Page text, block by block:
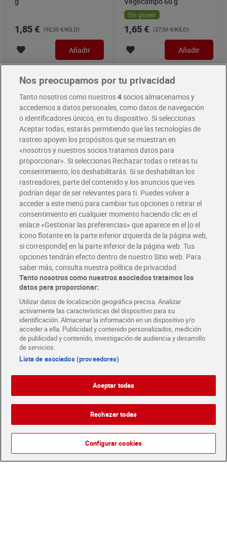
1,85 € (92,50 €/KILO)
Añadir
Sin gluten
1,65 € (27,50 €/KILO)
Añadir
Azafrán en hebras Safrina
0.375 g
1,89 € (5040,00 €/KILO)
Añadir
Clavo Dani 30 g
1,55 € (51,67 €/KILO)
Añadir
1,85 € (123,33 €/KILO) 1,30 € (17,33 €/KILO)
Nos preocupamos por tu privacidad
Tanto nosotros como nuestros4socios almacenamos y
accedemos a datos personales, como datos de navegación
o identificadores únicos, en tu dispositivo. Si seleccionas
Aceptar todas, estarás permitiendo que las tecnologías de
rastreo apoyen los propósitos que se muestran en
«nosotros y nuestros socios tratamos datos para
proporcionar». Si seleccionas Rechazar todas o retiras tu
consentimiento, los deshabilitarás. Si se deshabilitan los
rastreadores, parte del contenido y los anuncios que ves
podrían dejar de ser relevantes para ti. Puedes volver a
acceder a este menú para cambiar tus opciones o retirar el
consentimiento en cualquier momento haciendo clic en el
enlace «Gestionar las preferencias» que aparece en el [o el
ícono flotante en la parte inferior izquierda de la página web,
si corresponde] en la parte inferior de la página web. Tus
opciones tendrán efecto dentro de nuestro Sitio web. Para
saber más, consulta nuestra política de privacidad.
Tanto nosotros como nuestros asociados tratamos los
datos para proporcionar:
Utilizar datos de localización geográfica precisa. Analizar
activamente las características del dispositivo para su
identificación. Almacenar la información en un dispositivo y/o
acceder a ella. Publicidad y contenido personalizados, medición
de publicidad y contenido, investigación de audiencia y desarrollo
de servicios.
Lista de asociados (proveedores)
Aceptar todas
Rechazar todas
Configurar cookies